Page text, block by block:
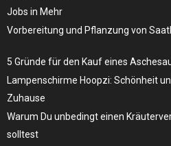
Jobs in Mehr
Vorbereitung und Pflanzung von
5 Gründe für den Kauf eines
Lampenschirme Hoopzi: Schönheit
Zuhause
Warum Du unbedingt einen
solltest